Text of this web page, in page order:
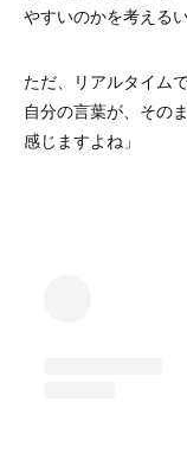
やすいのかを考える
ただ、リアルタイム
自分の言葉が、その
感じますよね」